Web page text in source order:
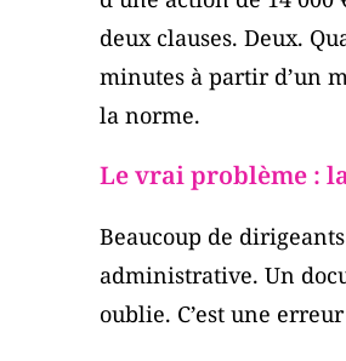
deux clauses. Deux.
minutes à partir d’un
la norme.
Le vrai problème :
Beaucoup de
administrative. Un
oublie. C’est une